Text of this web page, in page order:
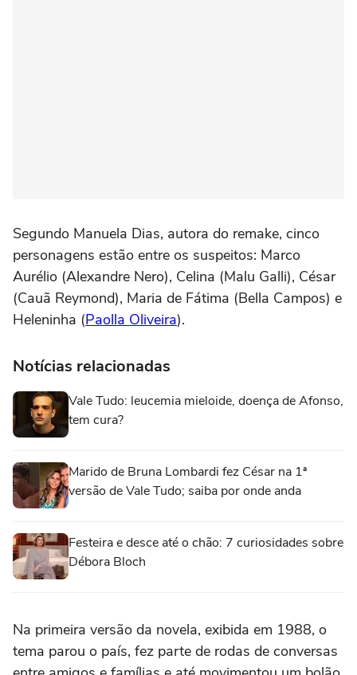
Segundo Manuela Dias, autora do remake, cinco
personagens estão entre os suspeitos: Marco
Aurélio (Alexandre Nero), Celina (Malu Galli), César
(Cauã Reymond), Maria de Fátima (Bella Campos) e
Heleninha (Paolla Oliveira).
Notícias relacionadas
Vale Tudo: leucemia mieloide, doença de Afonso,
tem cura?
Marido de Bruna Lombardi fez César na 1ª
versão de Vale Tudo; saiba por onde anda
Festeira e desce até o chão: 7 curiosidades sobre
Débora Bloch
Na primeira versão da novela, exibida em 1988, o
tema parou o país, fez parte de rodas de conversas